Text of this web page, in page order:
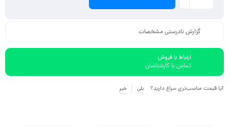
گزارش نادرستی مشخصات
ارتباط با فروش
تماس با کارشناسان
آیا قیمت مناسب‌تری سراغ دارید؟ بلی خیر